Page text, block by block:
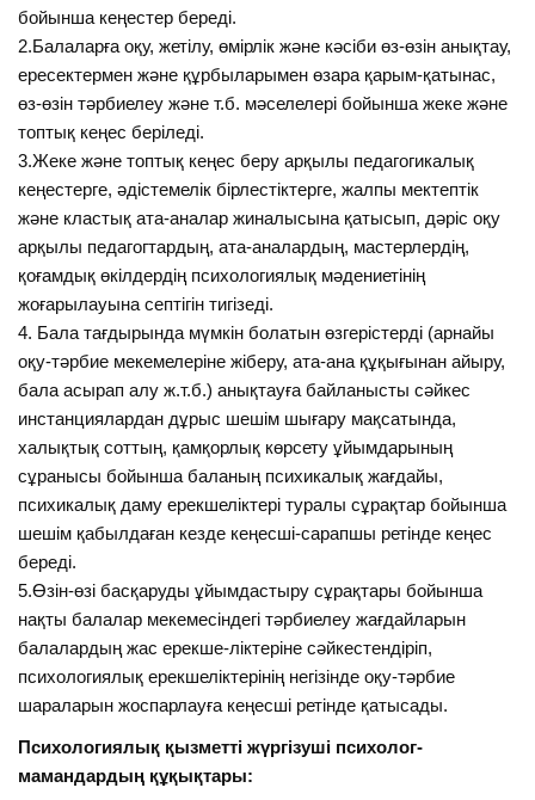
бойынша кеңестер береді.
2.Балаларға оқу, жетілу, өмірлік және кәсіби өз-өзін анықтау,
ересектермен және құрбыларымен өзара қарым-қатынас,
өз-өзін тәрбиелеу және т.б. мәселелері бойынша жеке және
топтық кеңес беріледі.
3.Жеке және топтық кеңес беру арқылы педагогикалық
кеңестерге, әдістемелік бірлестіктерге, жалпы мектептік
және кластық ата-аналар жиналысына қатысып, дәріс оқу
арқылы педагогтардың, ата-аналардың, мастерлердің,
қоғамдық өкілдердің психологиялық мәдениетінің
жоғарылауына септігін тигізеді.
4. Бала тағдырында мүмкін болатын өзгерістерді (арнайы
оқу-тәрбие мекемелеріне жіберу, ата-ана құқығынан айыру,
бала асырап алу ж.т.б.) анықтауға байланысты сәйкес
инстанциялардан дұрыс шешім шығару мақсатында,
халықтық соттың, қамқорлық көрсету ұйымдарының
сұранысы бойынша баланың психикалық жағдайы,
психикалық даму ерекшеліктері туралы сұрақтар бойынша
шешім қабылдаған кезде кеңесші-сарапшы ретінде кеңес
береді.
5.Өзін-өзі басқаруды ұйымдастыру сұрақтары бойынша
нақты балалар мекемесіндегі тәрбиелеу жағдайларын
балалардың жас ерекше-ліктеріне сәйкестендіріп,
психологиялық ерекшеліктерінің негізінде оқу-тәрбие
шараларын жоспарлауға кеңесші ретінде қатысады.
Психологиялық қызметті жүргізуші психолог-
мамандардың құқықтары: